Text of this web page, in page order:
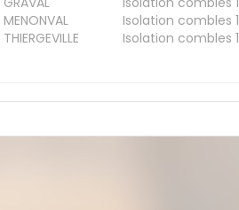
MENONVAL Isolation combles 1
THIERGEVILLE Isolation combles 1